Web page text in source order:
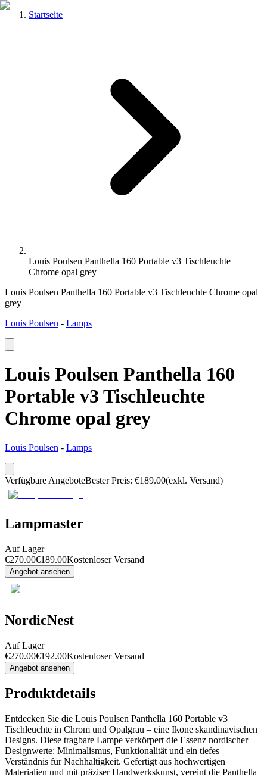
Startseite
Louis Poulsen Panthella 160 Portable v3 Tischleuchte
Chrome opal grey
Louis Poulsen Panthella 160 Portable v3 Tischleuchte Chrome opal
grey
Louis Poulsen - Lamps
Louis Poulsen Panthella 160
Portable v3 Tischleuchte
Chrome opal grey
Louis Poulsen - Lamps
Verfügbare AngeboteBester Preis: €189.00(exkl. Versand)
Lampmaster
Auf Lager
€270.00€189.00Kostenloser Versand
Angebot ansehen
NordicNest
Auf Lager
€270.00€192.00Kostenloser Versand
Angebot ansehen
Produktdetails
Entdecken Sie die Louis Poulsen Panthella 160 Portable v3
Tischleuchte in Chrom und Opalgrau – eine Ikone skandinavischen
Designs. Diese tragbare Lampe verkörpert die Essenz nordischer
Designwerte: Minimalismus, Funktionalität und ein tiefes
Verständnis für Nachhaltigkeit. Gefertigt aus hochwertigen
Materialien und mit präziser Handwerkskunst, vereint die Panthella